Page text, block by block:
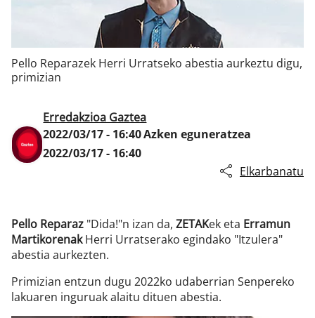
Pello Reparazek Herri Urratseko abestia aurkeztu digu,
primizian
Erredakzioa Gaztea
2022/03/17 - 16:40Azken eguneratzea
2022/03/17 - 16:40
Elkarbanatu
Pello Reparaz "Dida!"n izan da, ZETAKek eta Erramun
MartikorenakHerri Urratserako egindako "Itzulera"
abestia aurkezten.
Primizian entzun dugu 2022ko udaberrian Senpereko
lakuaren inguruak alaitu dituen abestia.